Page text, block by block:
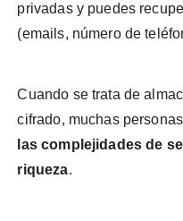
privadas y puedes
(emails, número de
Cuando se trata de
cifrado, muchas
las complejidades de
riqueza.